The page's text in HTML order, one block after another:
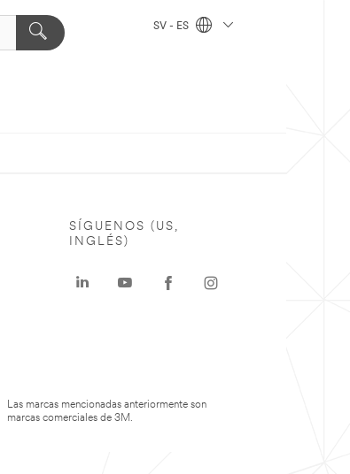
SV - ES
SÍGUENOS (US,
INGLÉS)
Las marcas mencionadas anteriormente son
marcas comerciales de 3M.